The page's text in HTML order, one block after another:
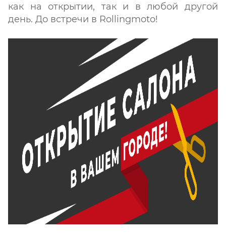
как на открытии, так и в любой другой
день. До встречи в Rollingmoto!